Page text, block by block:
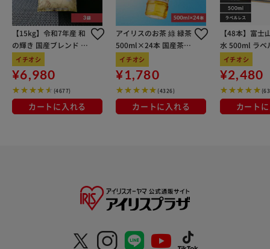
【15kg】令和7年産 和
の輝き 国産ブレンド 5
kg×3袋
イチオシ
¥6,980
(4677)
カートに入れる
アイリスのお茶 綠 緑茶
500ml×24本 国産茶葉
100％使用
イチオシ
¥1,780
(4326)
カートに入れる
【48本】富士
水 500ml ラベ
イチオシ
¥2,480
カート